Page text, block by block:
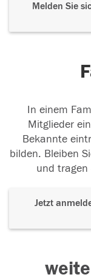
Melden Sie
In einem
Mitglieder
Bekannte
bilden. Bleiben
und tragen
Jetzt